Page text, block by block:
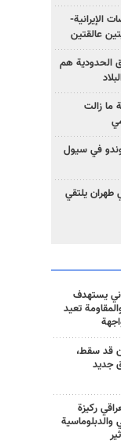
الإيرانية-
عالقتين
الحدودية هم
ما زالت
في سيول
طهران يلتقي
يستهدف
تعيد
قد سقط،
جديد
ركيزة
والدبلوماسية